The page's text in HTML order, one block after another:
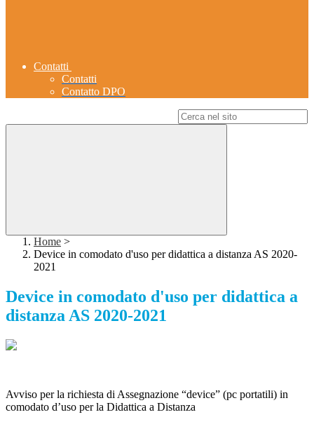
Contatti
Contatti
Contatto DPO
Home >
Device in comodato d'uso per didattica a distanza AS 2020-
2021
Device in comodato d'uso per didattica a
distanza AS 2020-2021
Avviso per la richiesta di Assegnazione “device” (pc portatili) in
comodato d’uso per la Didattica a Distanza